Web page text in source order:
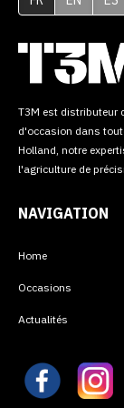
T3M est distributeur
d'occasion dans
Holland, notre
l'agriculture de
NAVIGATION
Home
Occasions
Actualités